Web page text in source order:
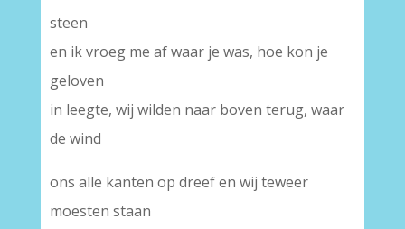
steen
en ik vroeg me af waar je was, hoe kon je
geloven
in leegte, wij wilden naar boven terug, waar
de wind
ons alle kanten op dreef en wij teweer
moesten staan